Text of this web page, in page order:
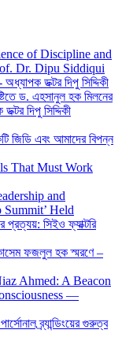
of Discipline and
Dr. Dipu Siddiqui
ডক্টর দিপু সিদ্দিকী
ড. এহসানুল হক মিলনের
দিপু সিদ্দিকী
জিডি এবং আমাদের বিপন্ন
That Must Work
and
Held
সিইও ফ্যাক্টরি
ফজলুল হক স্মরণে –
Ahmed: A Beacon
—
ব্র্যান্ডিংয়ের গুরুত্ব